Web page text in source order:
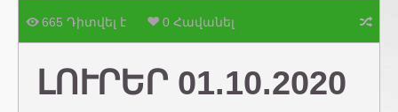
665 Դիտվել է 0 Հավանել
ԼՈՒՐԵՐ 01.10.2020